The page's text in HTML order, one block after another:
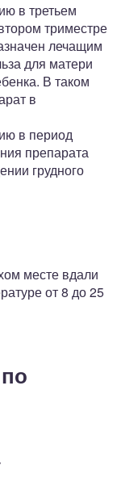
в третьем
триместре
лечащим
для матери
В таком
в
в период
препарата
грудного
месте вдали
от 8 до 25